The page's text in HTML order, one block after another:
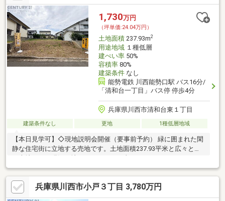
1,730万円
（坪単価:24.04万円）
土地面積237.93m2
用途地域１種低層
建ぺい率50%
容積率80%
建築条件なし
能勢電鉄 川西能勢口駅 バス16分/
「清和台一丁目」バス停 停歩4分
兵庫県川西市清和台東１丁目
建築条件なし 更地 1種低層地域
【本日見学可】◇現地説明会開催（要事前予約） 緑に囲まれた閑
静な住宅街に立地する売地です。土地面積237.93平米と広々とし
た売地です。現況更地につきすぐに工事できます。
兵庫県川西市小戸３丁目 3,780万円